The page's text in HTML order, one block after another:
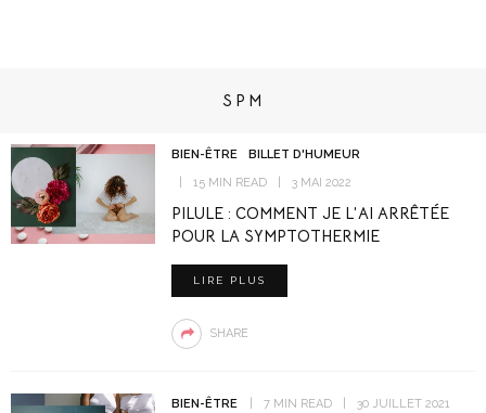
SPM
BIEN-ÊTRE
BILLET D'HUMEUR
15 MIN READ
3 MAI 2022
PILULE : COMMENT JE L’AI ARRÊTÉE
POUR LA SYMPTOTHERMIE
LIRE PLUS
SHARE
BIEN-ÊTRE 7 MIN READ 30 JUILLET 2021